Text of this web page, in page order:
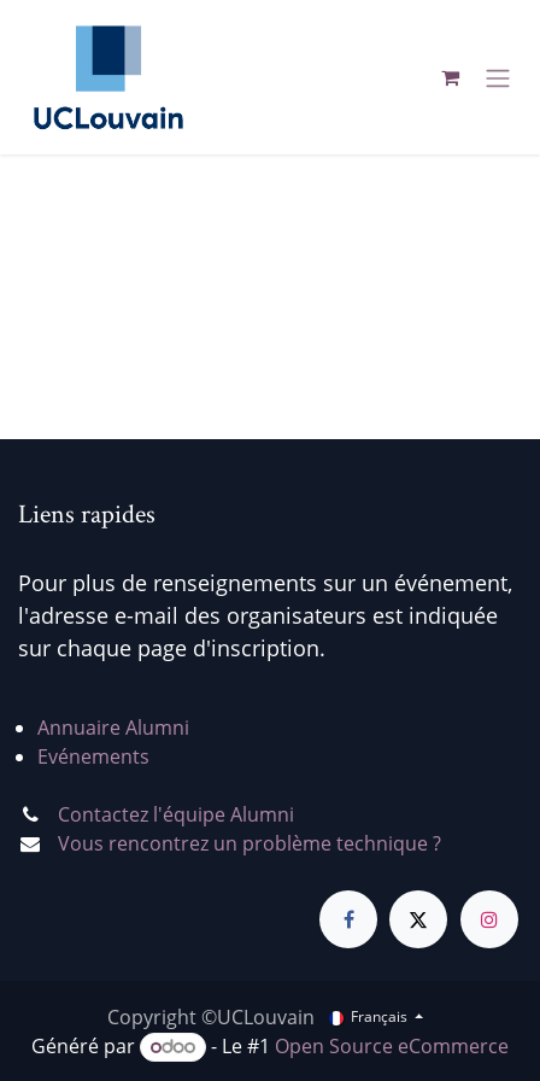
Se rendre au contenu
Liens rapides
Pour plus de renseignements sur un événement,
l'adresse e-mail des organisateurs est indiquée
sur chaque page d'inscription.
Annuaire Alumni
Evénements
Contactez l'équipe Alumni
Vous rencontrez un problème technique ?
Copyright ©UCLouvain Français
Généré par - Le #1 Open Source eCommerce